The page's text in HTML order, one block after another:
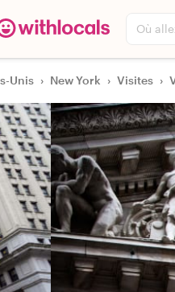
Où
Unis › New York › Visites ›